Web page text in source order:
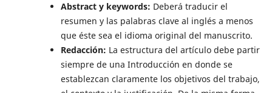
Abstract y keywords: Deberá traducir el
resumen y las palabras clave al inglés a menos
que éste sea el idioma original del manuscrito.
Redacción: La estructura del artículo debe partir
siempre de una Introducción en donde se
establezcan claramente los objetivos del trabajo,